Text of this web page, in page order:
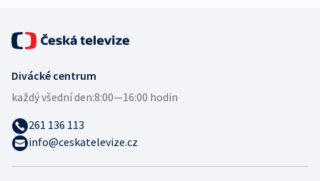
Divácké centrum
každý všední den:8:00—16:00 hodin
261 136 113
info@ceskatelevize.cz